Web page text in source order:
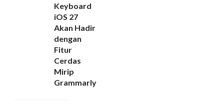
Keyboard
iOS 27
Akan Hadir
dengan
Fitur
Cerdas
Mirip
Grammarly